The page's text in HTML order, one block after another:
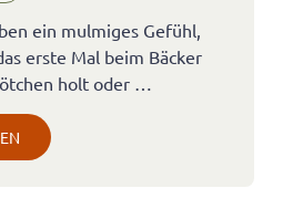
ein mulmiges Gefühl,
erste Mal beim Bäcker
holt oder …